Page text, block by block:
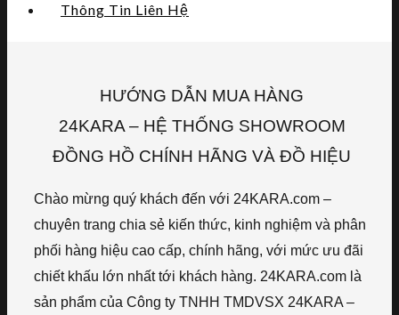
Thông Tin Liên Hệ
HƯỚNG DẪN MUA HÀNG
24KARA – HỆ THỐNG SHOWROOM
ĐỒNG HỒ CHÍNH HÃNG VÀ ĐỒ HIỆU
Chào mừng quý khách đến với 24KARA.com –
chuyên trang chia sẻ kiến thức, kinh nghiệm và phân
phối hàng hiệu cao cấp, chính hãng, với mức ưu đãi
chiết khấu lớn nhất tới khách hàng. 24KARA.com là
sản phẩm của Công ty TNHH TMDVSX 24KARA –